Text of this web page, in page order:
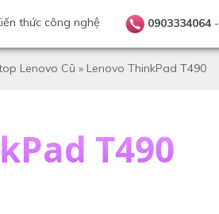
thức công nghệ 0903334064-
Lenovo Cũ » Lenovo ThinkPad T490
T490